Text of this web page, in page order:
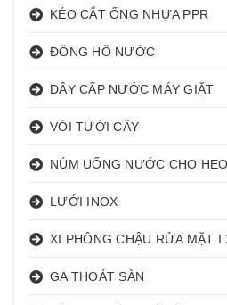
KÉO CẮT ỐNG NHỰA PPR
ĐỒNG HỒ NƯỚC
DÂY CẤP NƯỚC MÁY GIẶT
VÒI TƯỚI CÂY
NÚM UỐNG NƯỚC CHO HEO
LƯỚI INOX
XI PHÔNG CHẬU RỬA MẶT I
GA THOÁT SÀN